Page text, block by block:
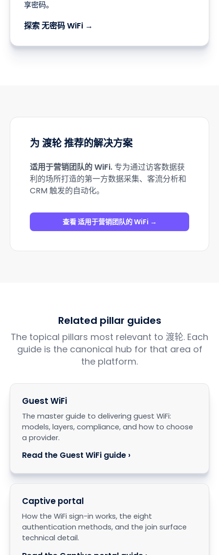
享密码。
探索 无密码 WiFi →
为 渡轮 推荐的解决方案
适用于营销团队的 WiFi. 专为通过访客数据获
利的场所打造的第一方数据采集、客流分析和
CRM 触发的自动化。
查看 适用于营销团队的 WiFi →
Related pillar guides
The topical pillars most relevant to 渡轮. Each
guide is the canonical hub for that area of
the platform.
Guest WiFi
The master guide to delivering guest WiFi:
models, layers, compliance, and how to choose
a provider.
Read the Guest WiFi guide ›
Captive portal
How the WiFi sign-in works, the eight
authentication methods, and the join surface
technical detail.